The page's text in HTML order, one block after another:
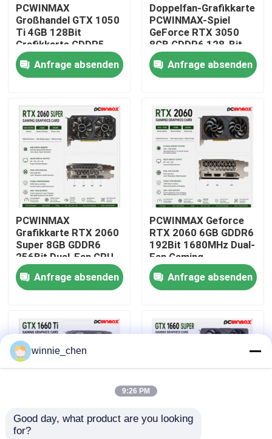
Produkte
Videos
Über uns
Fabrik-Ausflug
Qualitätskontrolle
Treten Sie mit uns in Verbindung
Fordern Sie ein Zitat
Gaming-Grafikkarten
Mining-Grafikkarte
PCWINMAX
Großhandel GTX 1050
Ti 4GB 128Bit
Grafikkarte GDDR5
Low Power GPU mit
HD DP DVI Ausgang
für Desktop
Anfrage absenden
Doppelfan-Grafikkarte
PCWINMAX-Spiel
GeForce RTX 3050
8GB GDDR6 128-Bit
HD/DP PCIe 4 für PC
SpielAnfrage absenden
PCWINMAX
Grafikkarte RTX 2060
Super 8GB GDDR6
256Bit Dual-Fan GPU
mit HD+3DP Ray
Tracing für Gaming PC
OEM Großhandel
Anfrage absenden
PCWINMAX Geforce
RTX 2060 6GB GDDR6
192Bit 1680MHz Dual-
Fan Gaming
Grafikkarte mit
HD/DP/DVI auf Lager
für Desktop-
Anfrage absenden
PCWINMAX Geforce
winnie_chen
9:26 PM
Good day, what product are you looking
for?